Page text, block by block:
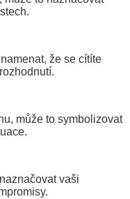
že se cítíte
může to symbolizovat
vaši